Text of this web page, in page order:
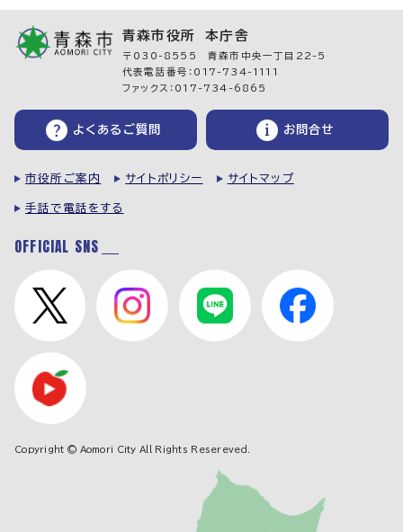
青森市役所 本庁舎
〒030-8555 青森市中央一丁目22-5
代表電話番号：017-734-1111
ファックス：017-734-6865
よくあるご質問 お問合せ
市役所ご案内 サイトポリシー サイトマップ
手話で電話をする
OFFICIAL SNS
Copyright © Aomori City All Rights Resereved.